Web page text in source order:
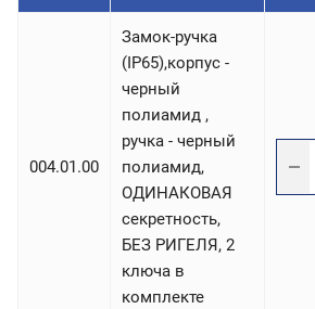
004.01.00
Замок-ручка
(IP65),корпус -
черный
полиамид ,
ручка - черный
полиамид,
ОДИНАКОВАЯ
секретность,
БЕЗ РИГЕЛЯ, 2
ключа в
комплекте